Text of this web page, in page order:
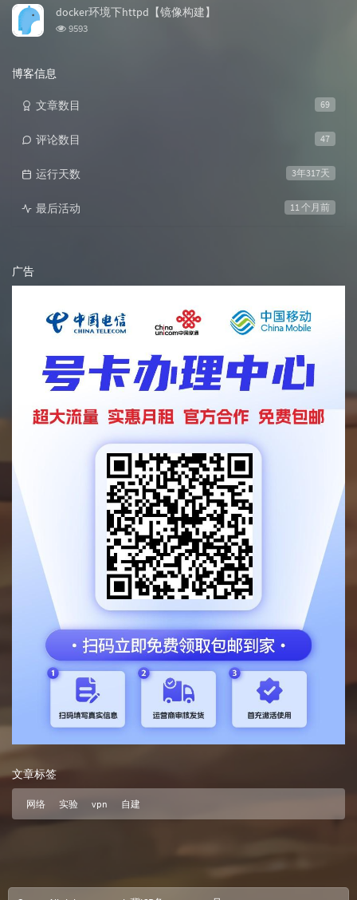
次
docker环境下httpd【镜像构建】
浏
9593
博客信息
69
文章数目
47
评论数目
3年317天
运行天数
11 个月前
最后活动
广告
文章标签
网络 实验 vpn 自建